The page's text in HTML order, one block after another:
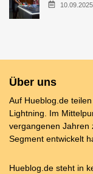
Über uns
Auf Hueblog.de
Lightning. Im
vergangenen Jahren
Segment entwickelt
Hueblog.de steht in